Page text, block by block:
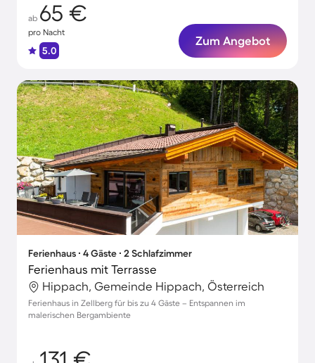
ab 65 €
pro Nacht
5.0
Zum Angebot
Ferienhaus ∙ 4 Gäste ∙ 2 Schlafzimmer
Ferienhaus mit Terrasse
Hippach, Gemeinde Hippach, Österreich
Ferienhaus in Zellberg für bis zu 4 Gäste – Entspannen im
malerischen Bergambiente